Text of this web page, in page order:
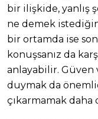
bir ilişkide, yanlış
ne demek
bir ortamda ise
konuşsanız da
anlayabilir.
duymak da
çıkarmamak daha